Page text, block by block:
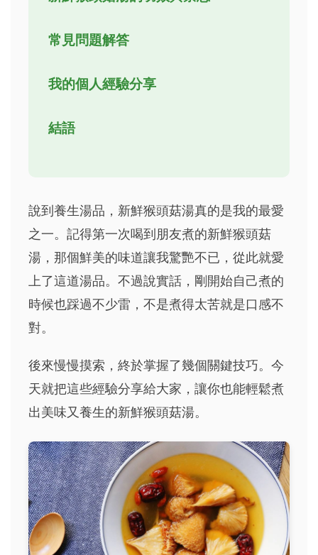
常見問題解答
我的個人經驗分享
結語
說到養生湯品，新鮮猴頭菇湯真的是我的最愛
之一。記得第一次喝到朋友煮的新鮮猴頭菇
湯，那個鮮美的味道讓我驚艷不已，從此就愛
上了這道湯品。不過說實話，剛開始自己煮的
時候也踩過不少雷，不是煮得太苦就是口感不
對。
後來慢慢摸索，終於掌握了幾個關鍵技巧。今
天就把這些經驗分享給大家，讓你也能輕鬆煮
出美味又養生的新鮮猴頭菇湯。